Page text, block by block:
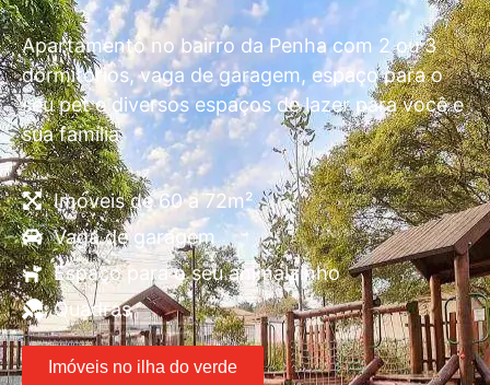
Apartamento no bairro da Penha com 2 ou 3
dormitórios, vaga de garagem, espaço para o
seu pet e diversos espaços de lazer para você e
sua família
Imóveis de 60 a 72m²
Vaga de garagem
Espaço para o seu animalzinho
Quadras
Imóveis no ilha do verde